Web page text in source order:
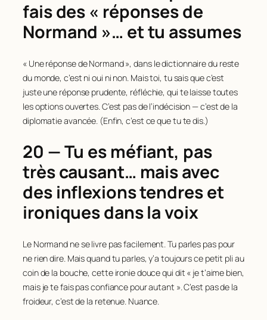
fais des « réponses de
Normand »… et tu assumes
« Une réponse de Normand », dans le dictionnaire du reste
du monde, c’est ni oui ni non. Mais toi, tu sais que c’est
juste une réponse prudente, réfléchie, qui te laisse toutes
les options ouvertes. C’est pas de l’indécision — c’est de la
diplomatie avancée. (Enfin, c’est ce que tu te dis.)
20 — Tu es méfiant, pas
très causant… mais avec
des inflexions tendres et
ironiques dans la voix
Le Normand ne se livre pas facilement. Tu parles pas pour
ne rien dire. Mais quand tu parles, y’a toujours ce petit pli au
coin de la bouche, cette ironie douce qui dit « je t’aime bien,
mais je te fais pas confiance pour autant ». C’est pas de la
froideur, c’est de la retenue. Nuance.